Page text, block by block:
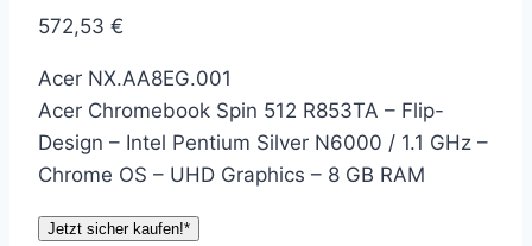
572,53 €
Acer NX.AA8EG.001
Acer Chromebook Spin 512 R853TA – Flip-
Design – Intel Pentium Silver N6000 / 1.1 GHz –
Chrome OS – UHD Graphics – 8 GB RAM
Jetzt sicher kaufen!*